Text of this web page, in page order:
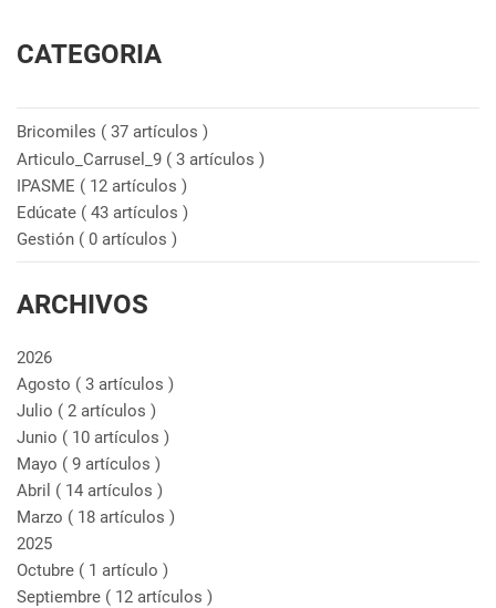
CATEGORIA
Bricomiles ( 37 artículos )
Articulo_Carrusel_9 ( 3 artículos )
IPASME ( 12 artículos )
Edúcate ( 43 artículos )
Gestión ( 0 artículos )
ARCHIVOS
2026
Agosto ( 3 artículos )
Julio ( 2 artículos )
Junio ( 10 artículos )
Mayo ( 9 artículos )
Abril ( 14 artículos )
Marzo ( 18 artículos )
2025
Octubre ( 1 artículo )
Septiembre ( 12 artículos )